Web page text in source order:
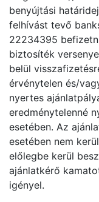
benyújtási
felhívást tevő
22234395
biztosíték
belül
érvénytelen és/
nyertes
eredménytelenné
esetében. Az
esetében nem
előlegbe kerül
ajánlatkérő
igényel.